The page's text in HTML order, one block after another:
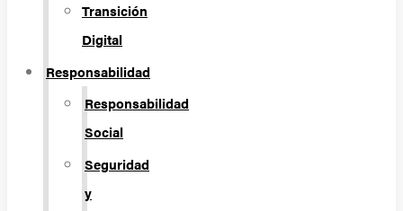
Transición
Digital
Responsabilidad
Responsabilidad
Social
Seguridad
y